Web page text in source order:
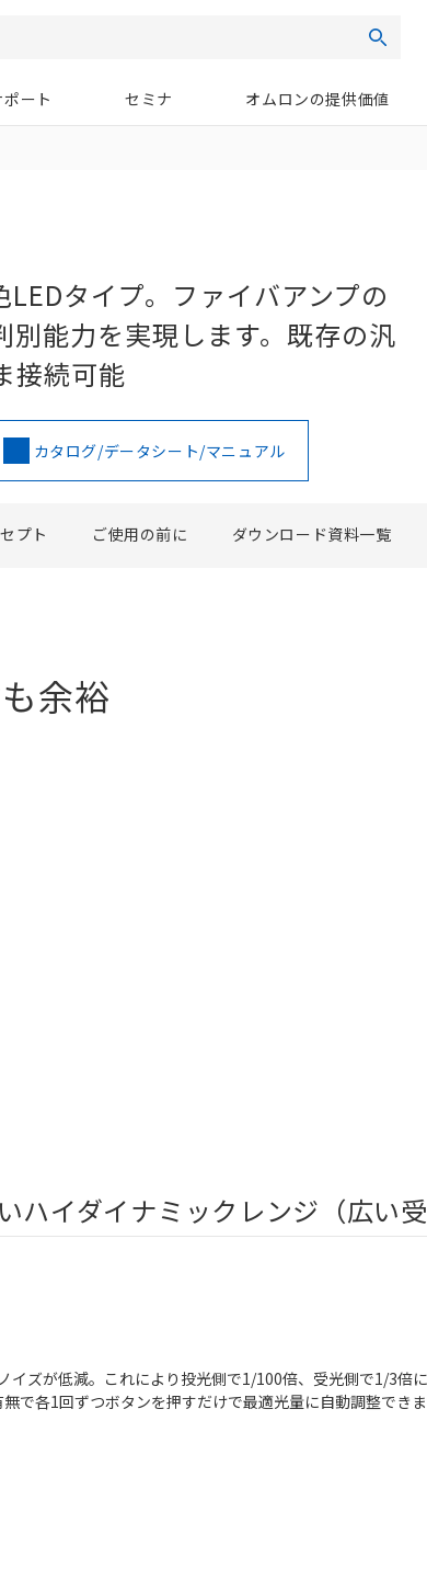
検
ポート セミナ オムロンの提供価値
タイプ。ファイバアンプの
能力を実現します。既存の汎
接続可能
カタログ/データシート/マニュアル
プト ご使用の前に ダウンロード資料一覧
余裕
イダイナミックレンジ（広い受
ズが低減。これにより投光側で1/100倍、受光側で1/3倍
で各1回ずつボタンを押すだけで最適光量に自動調整できま